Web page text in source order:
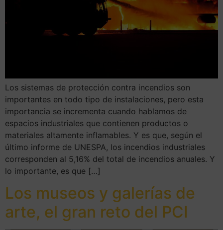
Los sistemas de protección contra incendios son
importantes en todo tipo de instalaciones, pero esta
importancia se incrementa cuando hablamos de
espacios industriales que contienen productos o
materiales altamente inflamables. Y es que, según el
último informe de UNESPA, los incendios industriales
corresponden al 5,16% del total de incendios anuales. Y
lo importante, es que […]
Los museos y galerías de
arte, el gran reto del PCI